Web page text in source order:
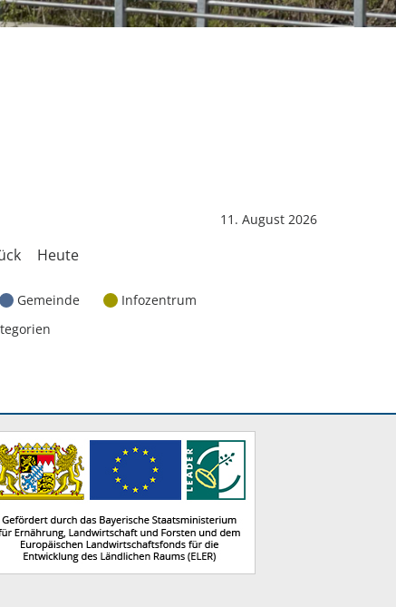
11. August 2026
Heute
Gemeinde
Infozentrum